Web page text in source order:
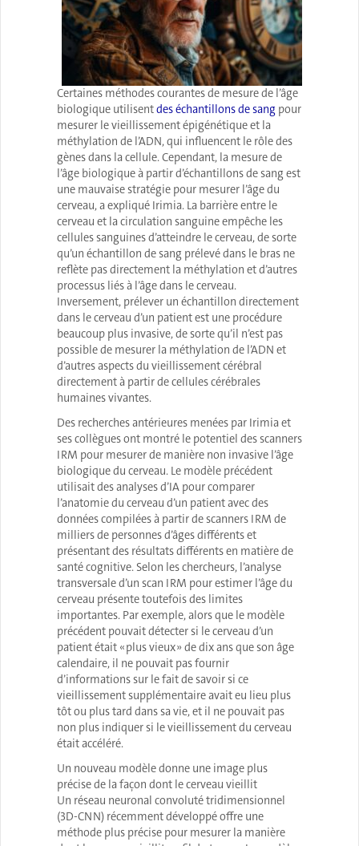
Certaines méthodes courantes de mesure de l’âge
biologique utilisentdes échantillons de sang pour
mesurer le vieillissement épigénétique et la
méthylation de l’ADN, qui influencent le rôle des
gènes dans la cellule. Cependant, la mesure de
l’âge biologique à partir d’échantillons de sang est
une mauvaise stratégie pour mesurer l’âge du
cerveau, a expliqué Irimia. La barrière entre le
cerveau et la circulation sanguine empêche les
cellules sanguines d’atteindre le cerveau, de sorte
qu’un échantillon de sang prélevé dans le bras ne
reflète pas directement la méthylation et d’autres
processus liés à l’âge dans le cerveau.
Inversement, prélever un échantillon directement
dans le cerveau d’un patient est une procédure
beaucoup plus invasive, de sorte qu’il n’est pas
possible de mesurer la méthylation de l’ADN et
d’autres aspects du vieillissement cérébral
directement à partir de cellules cérébrales
humaines vivantes.
Des recherches antérieures menées par Irimia et
ses collègues ont montré le potentiel des scanners
IRM pour mesurer de manière non invasive l’âge
biologique du cerveau. Le modèle précédent
utilisait des analyses d’IA pour comparer
l’anatomie du cerveau d’un patient avec des
données compilées à partir de scanners IRM de
milliers de personnes d’âges différents et
présentant des résultats différents en matière de
santé cognitive. Selon les chercheurs, l’analyse
transversale d’un scan IRM pour estimer l’âge du
cerveau présente toutefois des limites
importantes. Par exemple, alors que le modèle
précédent pouvait détecter si le cerveau d’un
patient était « plus vieux » de dix ans que son âge
calendaire, il ne pouvait pas fournir
d’informations sur le fait de savoir si ce
vieillissement supplémentaire avait eu lieu plus
tôt ou plus tard dans sa vie, et il ne pouvait pas
non plus indiquer si le vieillissement du cerveau
était accéléré.
Un nouveau modèle donne une image plus
précise de la façon dont le cerveau vieillit
Un réseau neuronal convoluté tridimensionnel
(3D-CNN) récemment développé offre une
méthode plus précise pour mesurer la manière